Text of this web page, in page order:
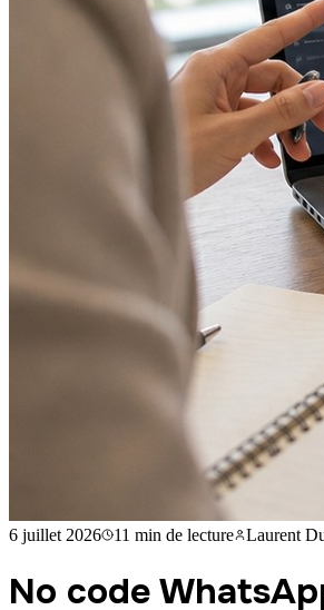
6 juillet 2026 11 min de lecture Laurent
No code